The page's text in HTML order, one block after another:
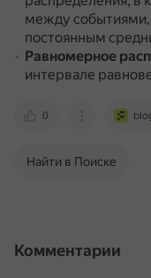
между событиями,
постоянным
Равномерное
интервале
0
Найти в Поиске
Комментарии